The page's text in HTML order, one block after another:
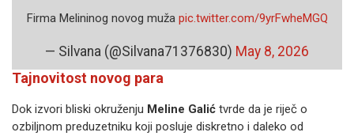
Firma Melininog novog muža pic.twitter.com/9yrFwheMGQ
— Silvana (@Silvana71376830) May 8, 2026
Tajnovitost novog para
Dok izvori bliski okruženju Meline Galić tvrde da je riječ o
ozbiljnom preduzetniku koji posluje diskretno i daleko od